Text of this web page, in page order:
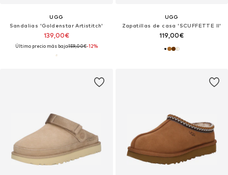
UGG
Sandalias 'Goldenstar Artistitch'
139,00€
Último precio más bajo:159,00€-12%
UGG
Zapatillas de casa 'SCUFFETTE II'
119,00€